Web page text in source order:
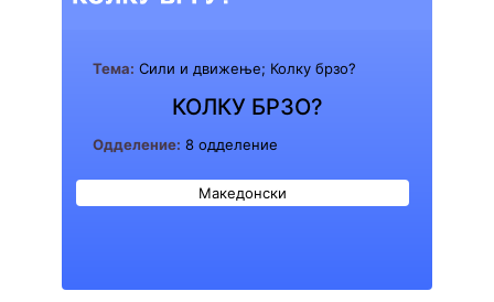
Тема: Сили и движење; Колку брзо?
КОЛКУ БРЗО?
Одделение: 8 одделение
Македонски